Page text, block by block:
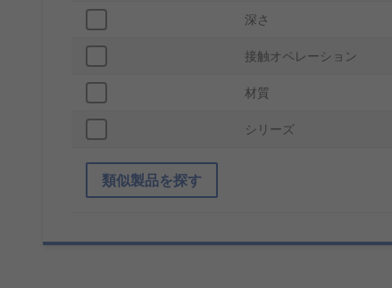
深さ
接触オペレーション
材質
シリーズ
類似製品を探す